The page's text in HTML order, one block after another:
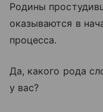
Родины
оказываются в
процесса.
Да, какого рода
у вас?